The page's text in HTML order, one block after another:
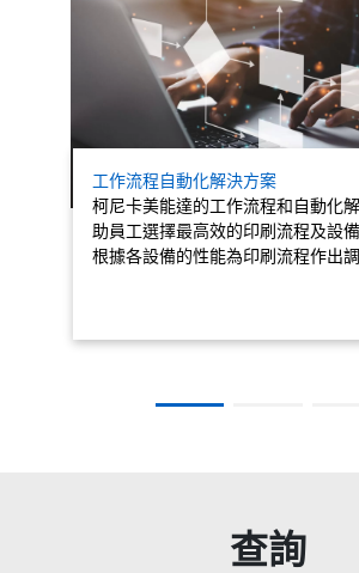
工作流程自動化解決方案
柯尼卡美能達的工作流程和自動化
助員工選擇最高效的印刷流程及設
根據各設備的性能為印刷流程作出
查詢